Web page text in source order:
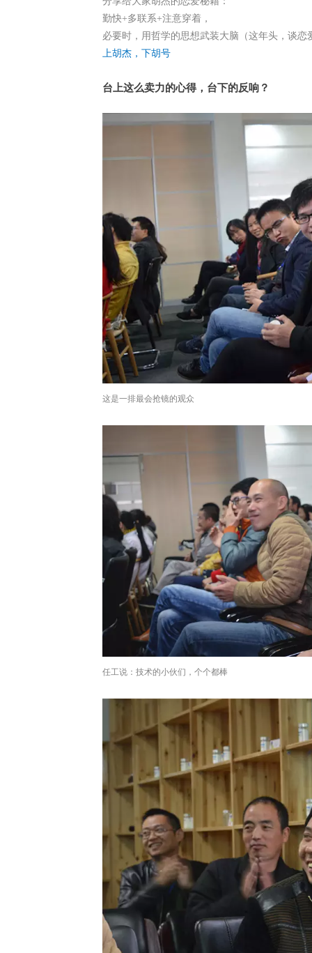
勤快+多联系+注意穿着，
必要时，用哲学的思想武装大脑（这年头，谈恋
上胡杰，下胡号
台上这么卖力的心得，台下的反响？
这是一排最会抢镜的观众
任工说：技术的小伙们，个个都棒